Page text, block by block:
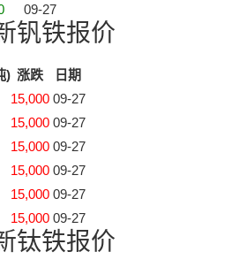
09-27
钒铁报价
) 涨跌
日期
15,000 09-27
15,000 09-27
15,000 09-27
15,000 09-27
15,000 09-27
15,000 09-27
钛铁报价